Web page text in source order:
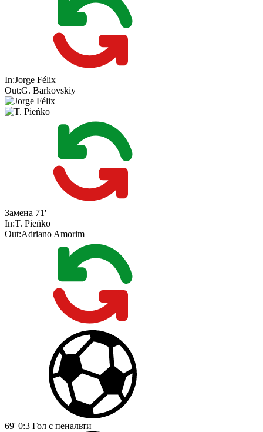
In:Jorge Félix
Out:G. Barkovskiy
Замена 71'
In:T. Pieńko
Out:Adriano Amorim
69' 0:3 Гол с пенальти